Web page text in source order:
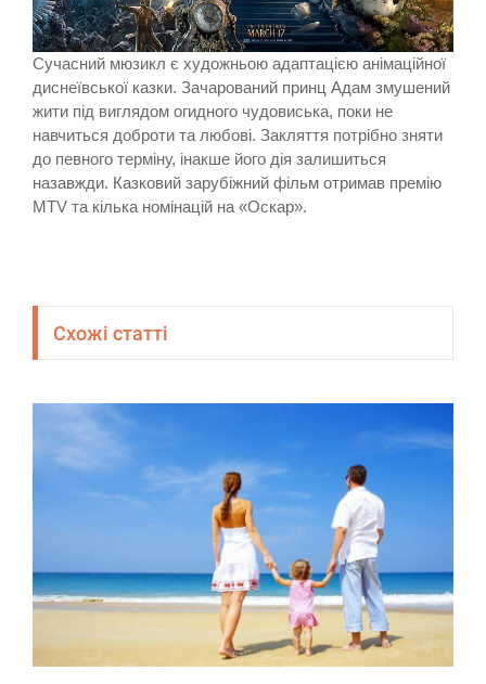
Сучасний мюзикл є художньою адаптацією анімаційної
диснеївської казки. Зачарований принц Адам змушений
жити під виглядом огидного чудовиська, поки не
навчиться доброти та любові. Закляття потрібно зняти
до певного терміну, інакше його дія залишиться
назавжди. Казковий зарубіжний фільм отримав премію
MTV та кілька номінацій на «Оскар».
Схожі статті